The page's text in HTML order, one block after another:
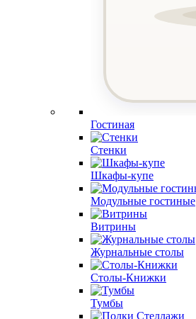
Гостиная
Стенки
Шкафы-купе
Модульные гостиные
Витрины
Журнальные столы
Столы-Книжки
Тумбы